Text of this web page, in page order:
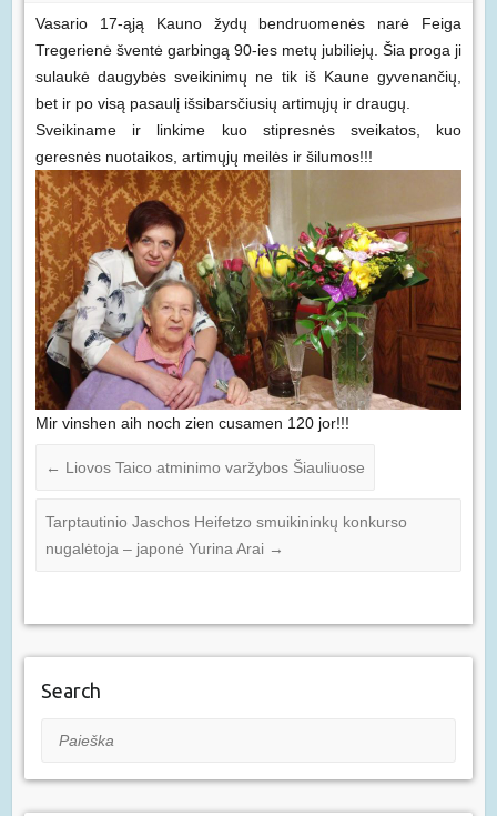
Vasario 17-ąją Kauno žydų bendruomenės narė Feiga
Tregerienė šventė garbingą 90-ies metų jubiliejų. Šia proga ji
sulaukė daugybės sveikinimų ne tik iš Kaune gyvenančių,
bet ir po visą pasaulį išsibarsčiusių artimųjų ir draugų.
Sveikiname ir linkime kuo stipresnės sveikatos, kuo
geresnės nuotaikos, artimųjų meilės ir šilumos!!!
Mir vinshen aih noch zien cusamen 120 jor!!!
← Liovos Taico atminimo varžybos Šiauliuose
Tarptautinio Jaschos Heifetzo smuikininkų konkurso
nugalėtoja – japonė Yurina Arai →
Search
Paieška